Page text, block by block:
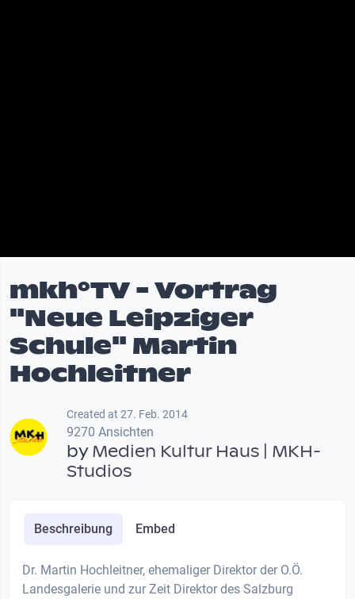
mkh°TV - Vortrag
"Neue Leipziger
Schule" Martin
Hochleitner
Created at 27. Feb. 2014
9270 Ansichten
byMedien Kultur Haus | MKH-
Studios
Beschreibung Embed
Dr. Martin Hochleitner, ehemaliger Direktor der O.Ö.
Landesgalerie und zur Zeit Direktor des Salzburg